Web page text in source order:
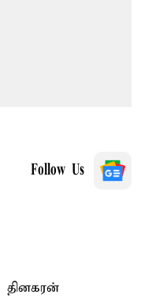
Follow Us
தினகரன்